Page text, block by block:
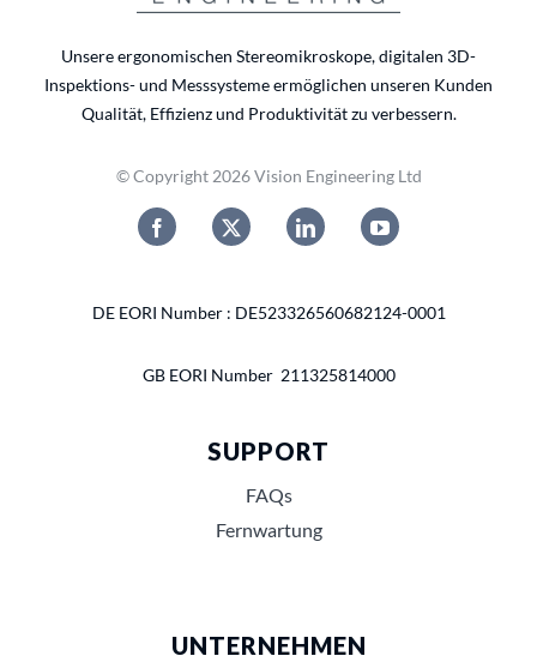
Unsere ergonomischen Stereomikroskope, digitalen 3D-
Inspektions- und Messsysteme ermöglichen unseren Kunden
Qualität, Effizienz und Produktivität zu verbessern.
© Copyright 2026 Vision Engineering Ltd
DE EORI Number : DE523326560682124-0001
GB EORI Number 211325814000
SUPPORT
FAQs
Fernwartung
UNTERNEHMEN